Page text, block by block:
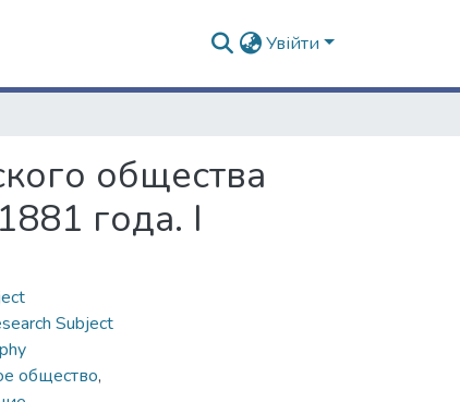
Увійти
общества
года. І
Subject
общество,